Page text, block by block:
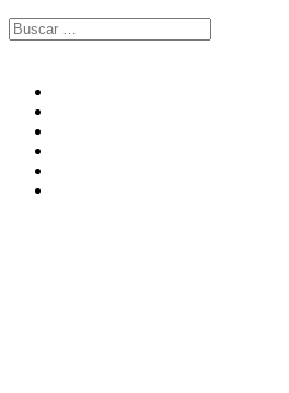
Buscar: